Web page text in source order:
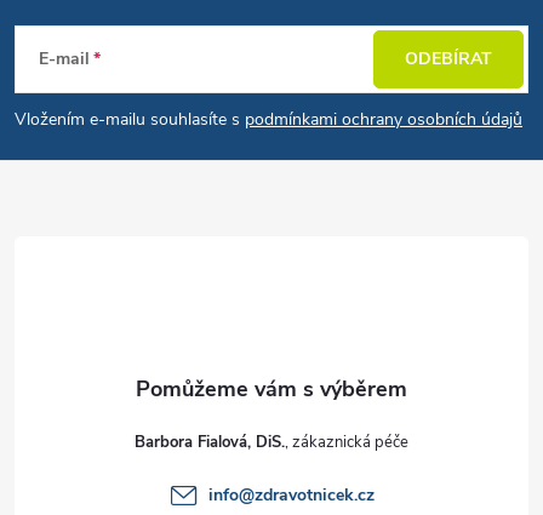
E-mail
Vložením e-mailu souhlasíte s podmínkami ochrany osobních údajů
ODEBÍRAT
Barbora Fialová, DiS.
info@zdravotnicek.cz